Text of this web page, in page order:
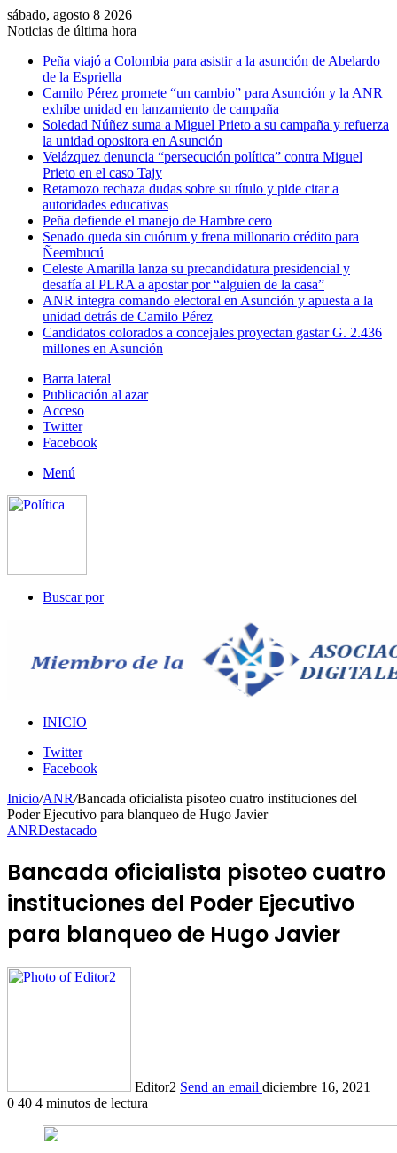
sábado, agosto 8 2026
Noticias de última hora
Peña viajó a Colombia para asistir a la asunción de Abelardo
de la Espriella
Camilo Pérez promete “un cambio” para Asunción y la ANR
exhibe unidad en lanzamiento de campaña
Soledad Núñez suma a Miguel Prieto a su campaña y refuerza
la unidad opositora en Asunción
Velázquez denuncia “persecución política” contra Miguel
Prieto en el caso Tajy
Retamozo rechaza dudas sobre su título y pide citar a
autoridades educativas
Peña defiende el manejo de Hambre cero
Senado queda sin cuórum y frena millonario crédito para
Ñeembucú
Celeste Amarilla lanza su precandidatura presidencial y
desafía al PLRA a apostar por “alguien de la casa”
ANR integra comando electoral en Asunción y apuesta a la
unidad detrás de Camilo Pérez
Candidatos colorados a concejales proyectan gastar G. 2.436
millones en Asunción
Barra lateral
Publicación al azar
Acceso
Twitter
Facebook
Menú
Buscar por
INICIO
Twitter
Facebook
Inicio/ANR/Bancada oficialista pisoteo cuatro instituciones del
Poder Ejecutivo para blanqueo de Hugo Javier
ANRDestacado
Bancada oficialista pisoteo cuatro
instituciones del Poder Ejecutivo
para blanqueo de Hugo Javier
Editor2 Send an email diciembre 16, 2021
0 40 4 minutos de lectura